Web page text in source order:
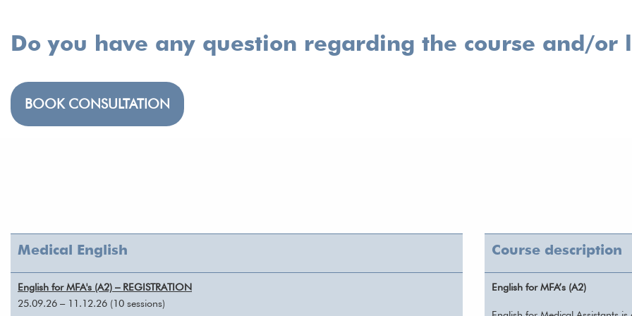
Do you have any question regarding the course and/or
BOOK CONSULTATION
Medical English Course description
English for MFA's (A2) – REGISTRATION
25.09.26 – 11.12.26 (10 sessions)
English for MFA’s (A2)